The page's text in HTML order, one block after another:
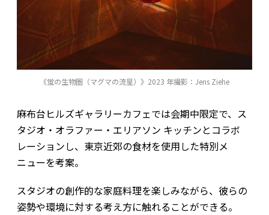
《蛍の生物圏（マグマの流星）》2023 年撮影：Jens Ziehe
麻布台ヒルズギャラリーカフェでは会期中限定で、ス
タジオ・オラファー・エリアソン キッチンとコラボ
レーションし、東京近郊の食材を使用した特別メ
ニューを考案。
スタジオの創作的な家庭料理を楽しみながら、彼らの
姿勢や環境に対する考え方に触れることができる。